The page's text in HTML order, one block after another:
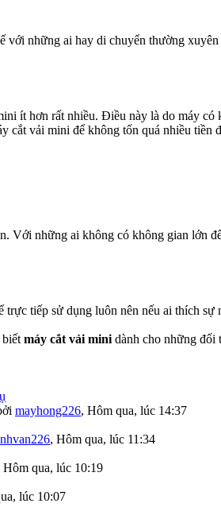
với những ai hay di chuyển thường
ít hơn rất nhiều. Điều này là do máy
cắt vải mini để không tốn quá nhiều tiền
Với những ai không có không gian lớn
tiếp sử dụng luôn nên nếu ai thích
biết máy cắt vải mini dành cho những đối
mayhong226, Hôm qua, lúc 14:37
nhvan226, Hôm qua, lúc 11:34
Hôm qua, lúc 10:19
lúc 10:07